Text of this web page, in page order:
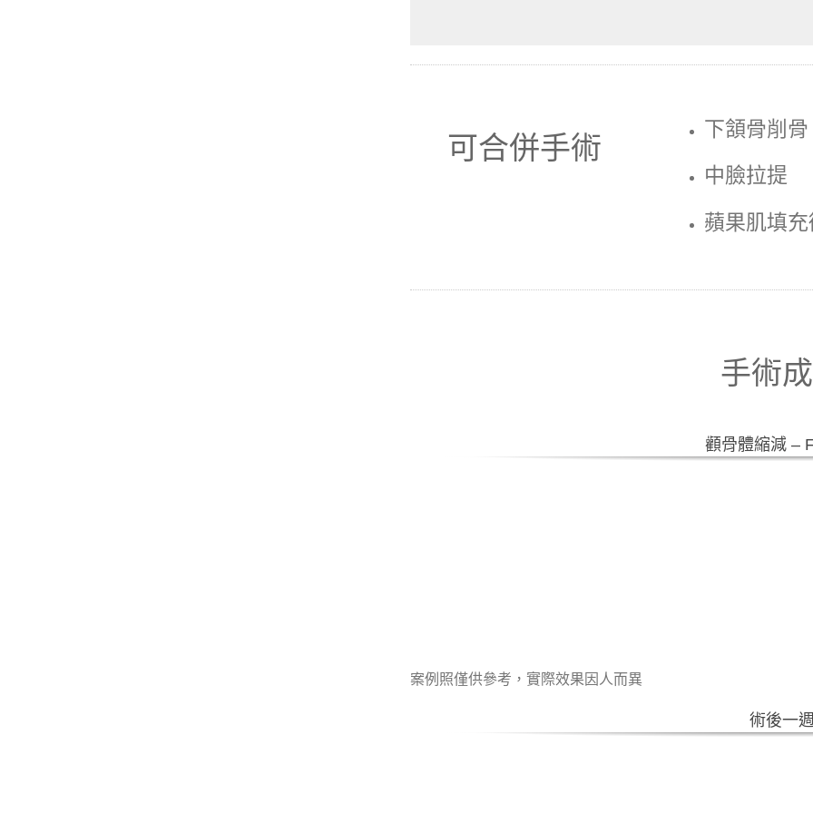
可合併手術
下頷骨削骨
中臉拉提
蘋果肌填
手術
顴骨體縮減 –
案例照僅供參考，實際效果因人而異
術後一